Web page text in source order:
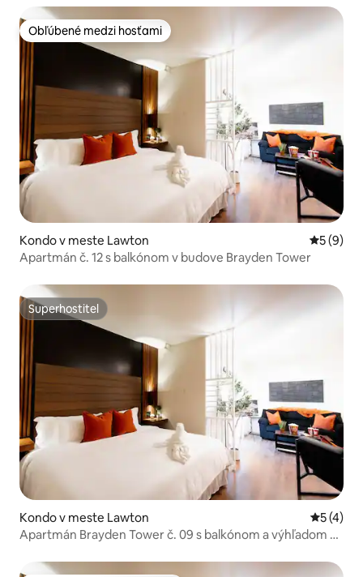
Obľúbené medzi hosťami
Obľúbené medzi hosťami
Kondo v meste Lawton
5 (9)
Apartmán č. 12 s balkónom v budove Brayden Tower
Superhostiteľ
Superhostiteľ
Kondo v meste Lawton
5 (4)
Apartmán Brayden Tower č. 09 s balkónom a výhľadom na